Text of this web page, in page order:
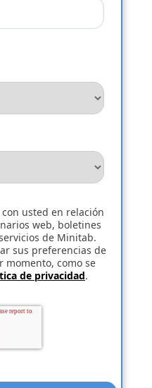
usted en relación
web, boletines
de Minitab.
sus preferencias de
momento, como se
de privacidad.